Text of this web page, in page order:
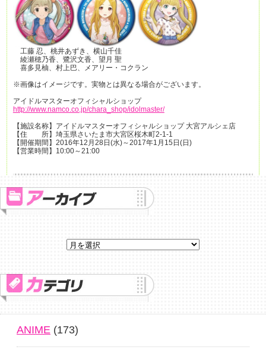
工藤 忍、桃井あずき、横山千佳
綾瀬穂乃香、鷺沢文香、望月 聖
喜多見柚、村上巴、メアリー・コクラン
※画像はイメージです。実物とは異なる場合がございます。
アイドルマスターオフィシャルショップ
http://www.namco.co.jp/chara_shop/idolmaster/
【施設名称】アイドルマスターオフィシャルショップ 大宮アルシェ店
【住 所】埼玉県さいたま市大宮区桜木町2-1-1
【開催期間】2016年12月28日(水)～2017年1月15日(日)
【営業時間】10:00～21:00
ANIME (173)